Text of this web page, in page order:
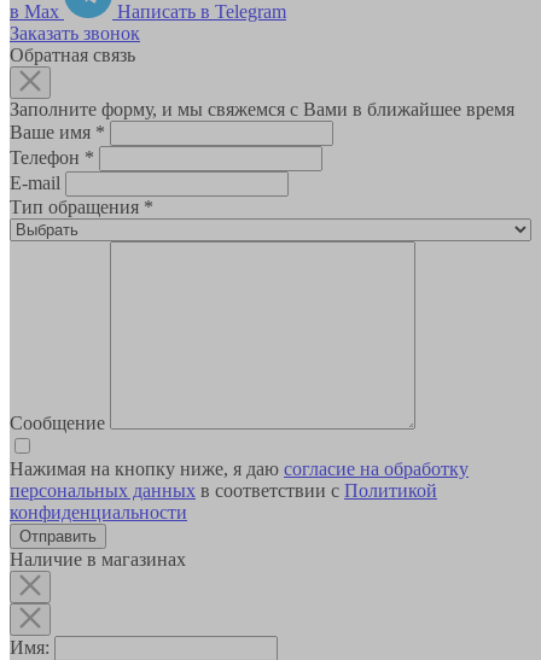
в Max
Написать в Telegram
Заказать звонок
Обратная связь
Заполните форму, и мы свяжемся с Вами в ближайшее время
Ваше имя *
Телефон *
E-mail
Тип обращения *
Сообщение
Нажимая на кнопку ниже, я даю согласие на обработку
персональных данных в соответствии с Политикой
конфиденциальности
Наличие в магазинах
Имя: